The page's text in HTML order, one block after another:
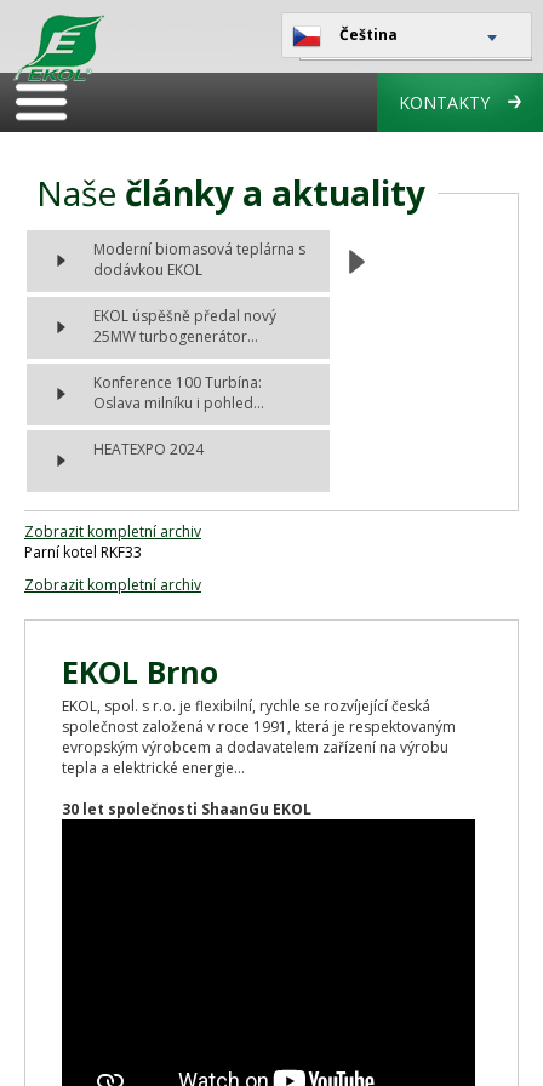
Čeština
KONTAKTY
Naše články a aktuality
Moderní biomasová teplárna s
dodávkou EKOL
EKOL úspěšně předal nový
25MW turbogenerátor...
Konference 100 Turbína:
Oslava milníku i pohled...
HEATEXPO 2024
Zobrazit kompletní archiv
Parní kotel RKF33
Zobrazit kompletní archiv
EKOL Brno
EKOL, spol. s r.o. je flexibilní, rychle se rozvíjející česká
společnost založená v roce 1991, která je respektovaným
evropským výrobcem a dodavatelem zařízení na výrobu
tepla a elektrické energie...
30 let společnosti ShaanGu EKOL